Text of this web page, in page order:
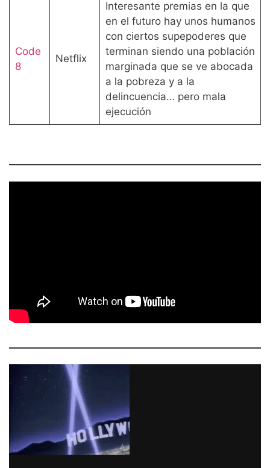
Code
8
Netflix
Interesante premias en la que
en el futuro hay unos humanos
con ciertos supepoderes que
terminan siendo una población
marginada que se ve abocada
a la pobreza y a la
delincuencia… pero mala
ejecución